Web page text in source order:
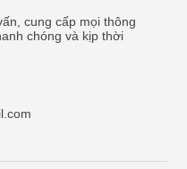
cung cấp mọi thông
chóng và kịp thời